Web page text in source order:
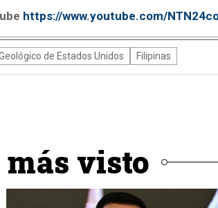
https://www.youtube.com/
de Estados Unidos Filipinas
más visto